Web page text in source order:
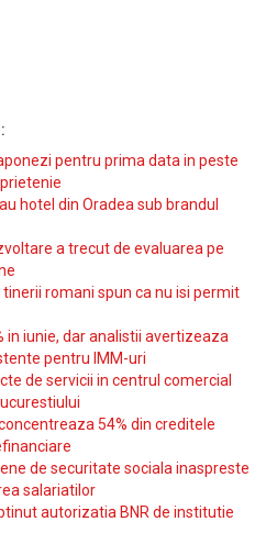
pentru prima data in peste
hotel din Oradea sub brandul
a trecut de evaluarea pe
romani spun ca nu isi permit
in iunie, dar analistii avertizeaza
pentru IMM-uri
de servicii in centrul comercial
54% din creditele
de securitate sociala inaspreste
salariatilor
autorizatia BNR de institutie